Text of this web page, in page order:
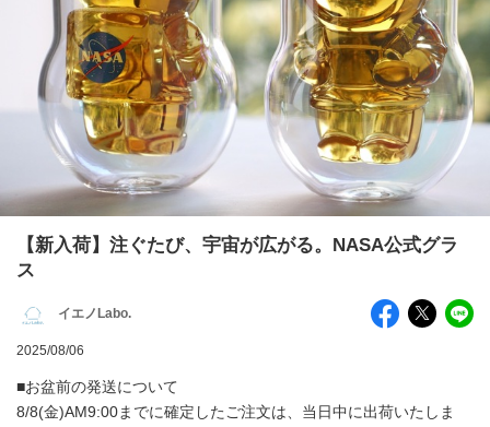
【新入荷】注ぐたび、宇宙が広がる。NASA公式グラ
ス
イエノLabo.
2025/08/06
■お盆前の発送について
8/8(金)AM9:00までに確定したご注文は、当日中に出荷いたしま